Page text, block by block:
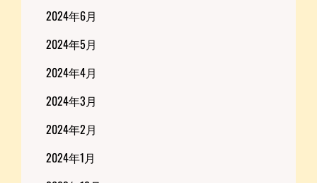
2024年6月
2024年5月
2024年4月
2024年3月
2024年2月
2024年1月